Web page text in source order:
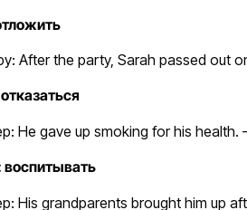
After the party, Sarah passed
He gave up smoking for his health.
воспитывать
His grandparents brought him up